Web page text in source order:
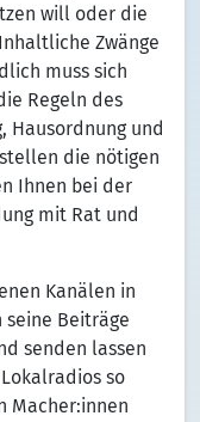
will oder die
Zwänge
muss sich
Regeln des
Hausordnung und
die nötigen
Ihnen bei der
mit Rat und
Kanälen in
Beiträge
senden lassen
so
Macher:innen